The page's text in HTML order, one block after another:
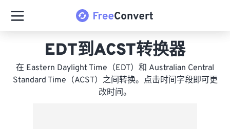
EDT到ACST转换器
在 Eastern Daylight Time（EDT）和 Australian Central
Standard Time（ACST）之间转换。点击时间字段即可更
改时间。